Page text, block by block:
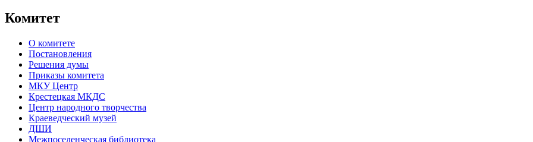
Комитет
О комитете
Постановления
Решения думы
Приказы комитета
МКУ Центр
Крестецкая МКДС
Центр народного творчества
Краеведческий музей
ДШИ
Межпоселенческая библиотека